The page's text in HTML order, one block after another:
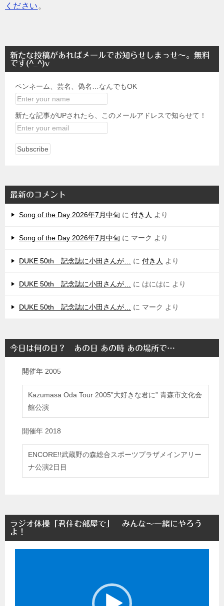
ください 。
新たな投稿があればメールでお知らせしまっせ～。無料
です(^_^)v
ペンネーム、芸名、偽名…なんでもOK
新たな記事がUPされたら、このメールアドレスで知らせて！
最新のコメント
Song of the Day 2026年7月中旬 に 付き人 より
Song of the Day 2026年7月中旬 に マーク より
DUKE 50th 記念誌に小田さんが… に 付き人 より
DUKE 50th 記念誌に小田さんが… に はにはに より
DUKE 50th 記念誌に小田さんが… に マーク より
今日は何の日？ あの日 あの時 あの場所で…
開催年 2005
Kazumasa Oda Tour 2005”大好きな君に” 青森市文化会
館公演
開催年 2018
ENCORE!!武蔵野の森総合スポーツプラザメインアリー
ナ公演2日目
ラジオ体操「君住む部屋で」 みんな～一緒にやろう
よ！